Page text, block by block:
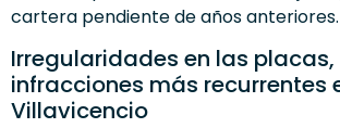
cartera pendiente de años anteriores.
Irregularidades en las
infracciones más recurrentes
Villavicencio